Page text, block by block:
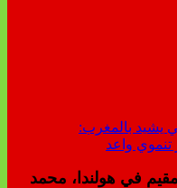
في هولندا، محمد